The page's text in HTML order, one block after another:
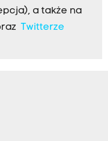
a także na
Twitterze